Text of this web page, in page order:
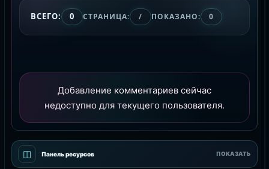
◫ Панель ресурсов ПОКАЗАТЬ
ВСЕГО: 0 СТРАНИЦА: / ПОКАЗАНО: 0
Добавление комментариев сейчас
недоступно для текущего пользователя.